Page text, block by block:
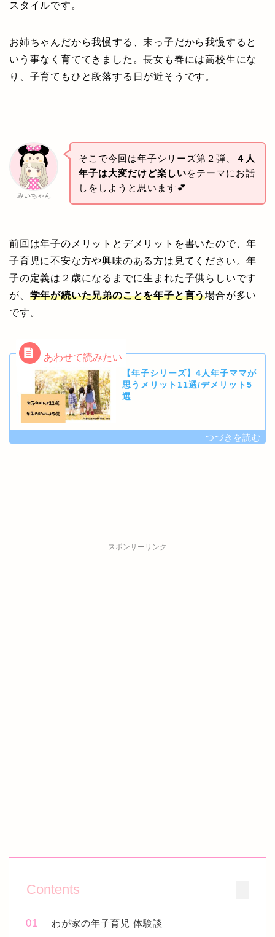
スタイルです。
お姉ちゃんだから我慢する、末っ子だから我慢すると
いう事なく育ててきました。長女も春には高校生にな
り、子育てもひと段落する日が近そうです。
みいちゃん
そこで今回は年子シリーズ第２弾、
４人
年子は大変だけど楽しいをテーマにお話
しをしようと思います💕
前回は年子のメリットとデメリットを書いたので、年
子育児に不安な方や興味のある方は見てください。年
子の定義は２歳になるまでに生まれた子供らしいです
が、 学年が続いた兄弟のことを年子と言う場合が多い
です。
【年子シリーズ】4人年子ママが
思うメリット11選/デメリット5
選
スポンサーリンク
Contents
わが家の年子育児 体験談